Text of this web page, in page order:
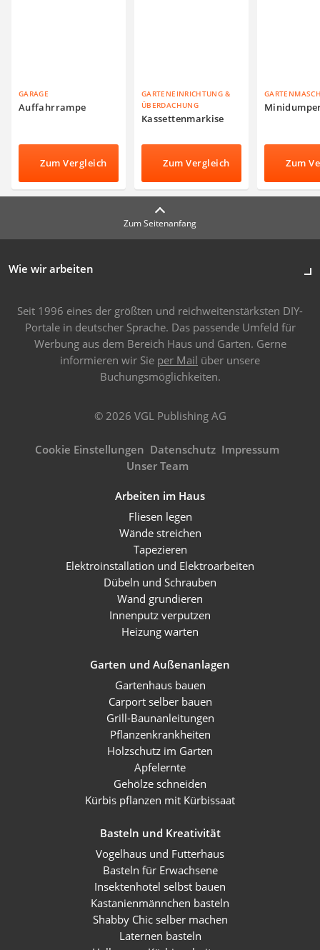
GARAGE
Auffahrrampe
Zum Vergleich
GARTENEINRICHTUNG &
ÜBERDACHUNG
Kassettenmarkise
Zum Vergleich Zum
Zum Seitenanfang
Wie wir arbeiten
Seit 1996 eines der größten und reichweitenstärksten DIY-
Portale in deutscher Sprache. Das passende Umfeld für
Werbung aus dem Bereich Haus und Garten. Gerne
informieren wir Sie per Mail über unsere
Buchungsmöglichkeiten.
© 2026 VGL Publishing AG
Cookie Einstellungen Datenschutz Impressum
Unser Team
Arbeiten im Haus
Fliesen legen
Wände streichen
Tapezieren
Elektroinstallation und Elektroarbeiten
Dübeln und Schrauben
Wand grundieren
Innenputz verputzen
Heizung warten
Garten und Außenanlagen
Gartenhaus bauen
Carport selber bauen
Grill-Baunanleitungen
Pflanzenkrankheiten
Holzschutz im Garten
Apfelernte
Gehölze schneiden
Kürbis pflanzen mit Kürbissaat
Basteln und Kreativität
Vogelhaus und Futterhaus
Basteln für Erwachsene
Insektenhotel selbst bauen
Kastanienmännchen basteln
Shabby Chic selber machen
Laternen basteln